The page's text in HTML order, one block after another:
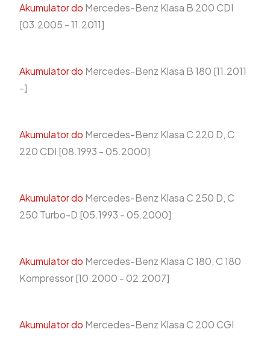
Akumulator do Mercedes-Benz Klasa B 200 CDI
[03.2005 - 11.2011]
Akumulator do Mercedes-Benz Klasa B 180 [11.2011
-]
Akumulator do Mercedes-Benz Klasa C 220 D, C
220 CDI [08.1993 - 05.2000]
Akumulator do Mercedes-Benz Klasa C 250 D, C
250 Turbo-D [05.1993 - 05.2000]
Akumulator do Mercedes-Benz Klasa C 180, C 180
Kompressor [10.2000 - 02.2007]
Akumulator do Mercedes-Benz Klasa C 200 CGI